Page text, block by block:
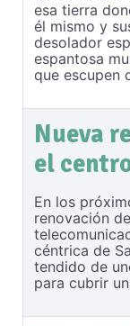
esa tierra
él mismo y
desolador
espantosa
que escupen
Nueva
el
En los
renovación
céntrica de
tendido de
para cubrir